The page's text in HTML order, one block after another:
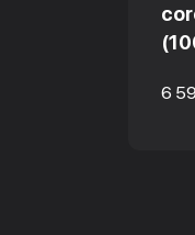
6